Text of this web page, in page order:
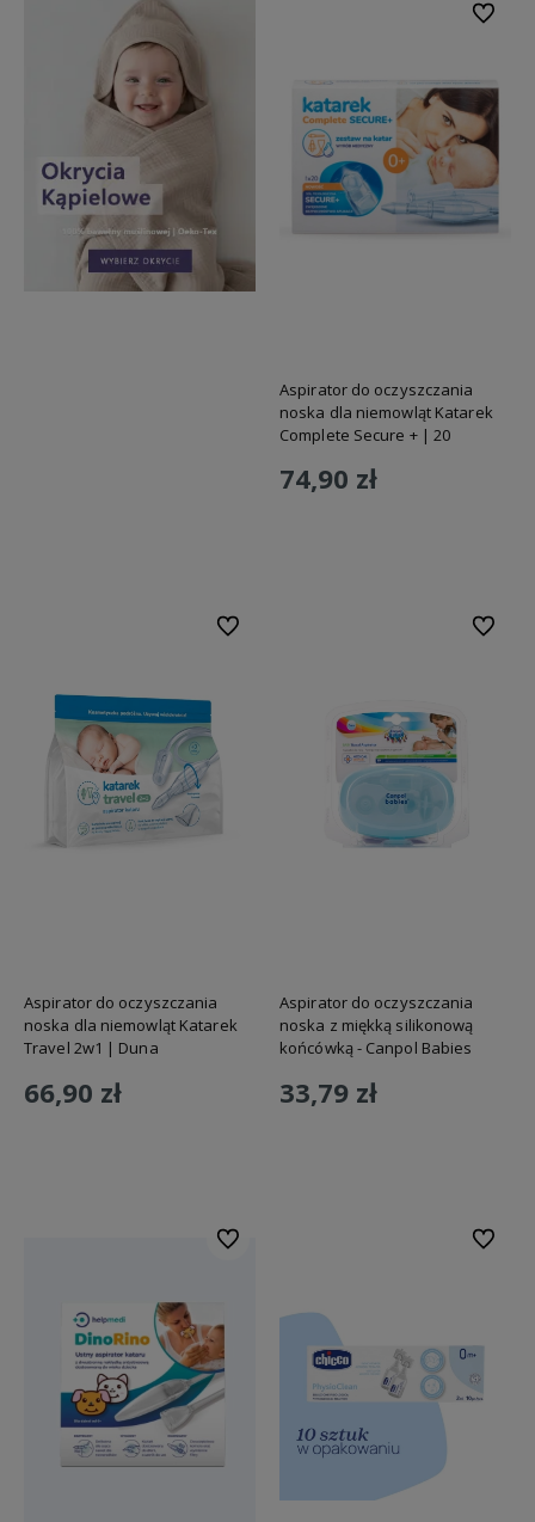
Aspirator do oczyszczania
noska dla niemowląt Katarek
Complete Secure + | 20
74,90 zł
Do
Aspirator do oczyszczania
noska dla niemowląt Katarek
Travel 2w1 | Duna
66,90 zł
Do ulubionych
Aspirator do oczyszczania
noska z miękką silikonową
końcówką - Canpol Babies
33,79 zł
Do
Do ulubionych Do